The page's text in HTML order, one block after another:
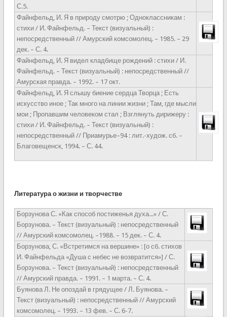
С.5.
Файнфельд, И. Я в природу смотрю ; Одноклассникам :
стихи / И. Файнфельд. – Текст (визуальный) :
непосредственный // Амурский комсомолец. – 1985. – 29
дек. – С. 4.
Файнфельд, И. Я видел кладбище рождений : стихи / И.
Файнфельд. – Текст (визуальный) : непосредственный //
Амурская правда. – 1992. – 17 окт.
Файнфельд, И. Я слышу биение сердца Творца ; Есть
искусство иное ; Так много на линии жизни ; Там, где мысли
мои ; Пропавшим человеком стал ; Взглянуть дирижеру :
стихи / И. Файнфельд. – Текст (визуальный) :
непосредственный // Приамурье–94 : лит.-худож. сб. –
Благовещенск, 1994. – С. 44.
Литература о жизни и творчестве
Борзунова С. «Как способ постиженья духа...» / С.
Борзунова. – Текст (визуальный) : непосредственный
// Амурский комсомолец. –1988. – 15 дек. – С. 4.
Борзунова, С. «Встретимся на вершине» : [о сб. стихов
И. Файнфельда «Душа с небес не возвратится»] / С.
Борзунова. – Текст (визуальный) : непосредственный
// Амурский правда. – 1991. – 1 марта. – С. 4.
Буянова Л. Не опоздай в грядущее / Л. Буянова. –
Текст (визуальный) : непосредственный // Амурский
комсомолец. – 1993. – 13 фев. – С. 6-7.